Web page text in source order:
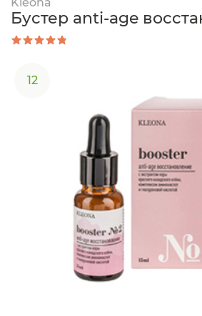
Бустер anti-age
12